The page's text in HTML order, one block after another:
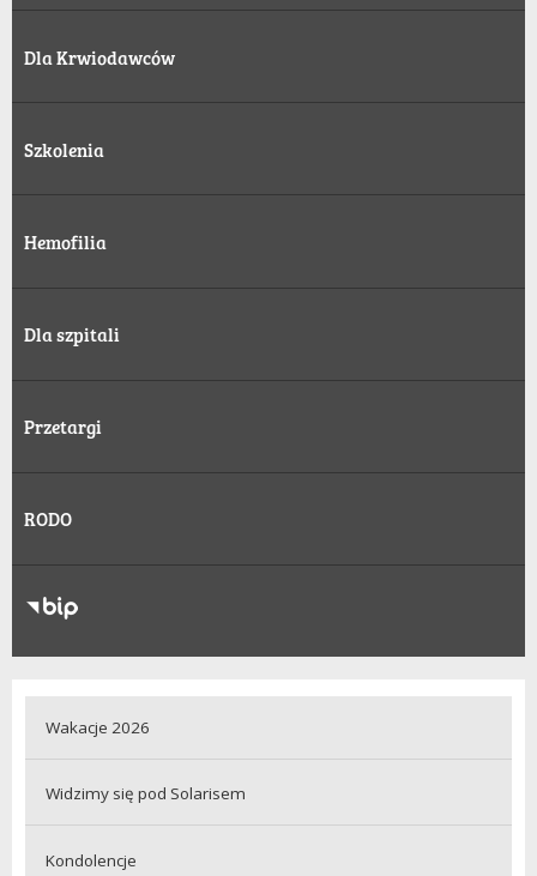
Dla Krwiodawców
Szkolenia
Hemofilia
Dla szpitali
Przetargi
RODO
RODO
Wakacje 2026
Widzimy się pod Solarisem
Kondolencje